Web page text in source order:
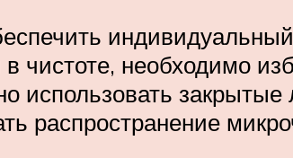
чистоте, необходимо
использовать
распространение